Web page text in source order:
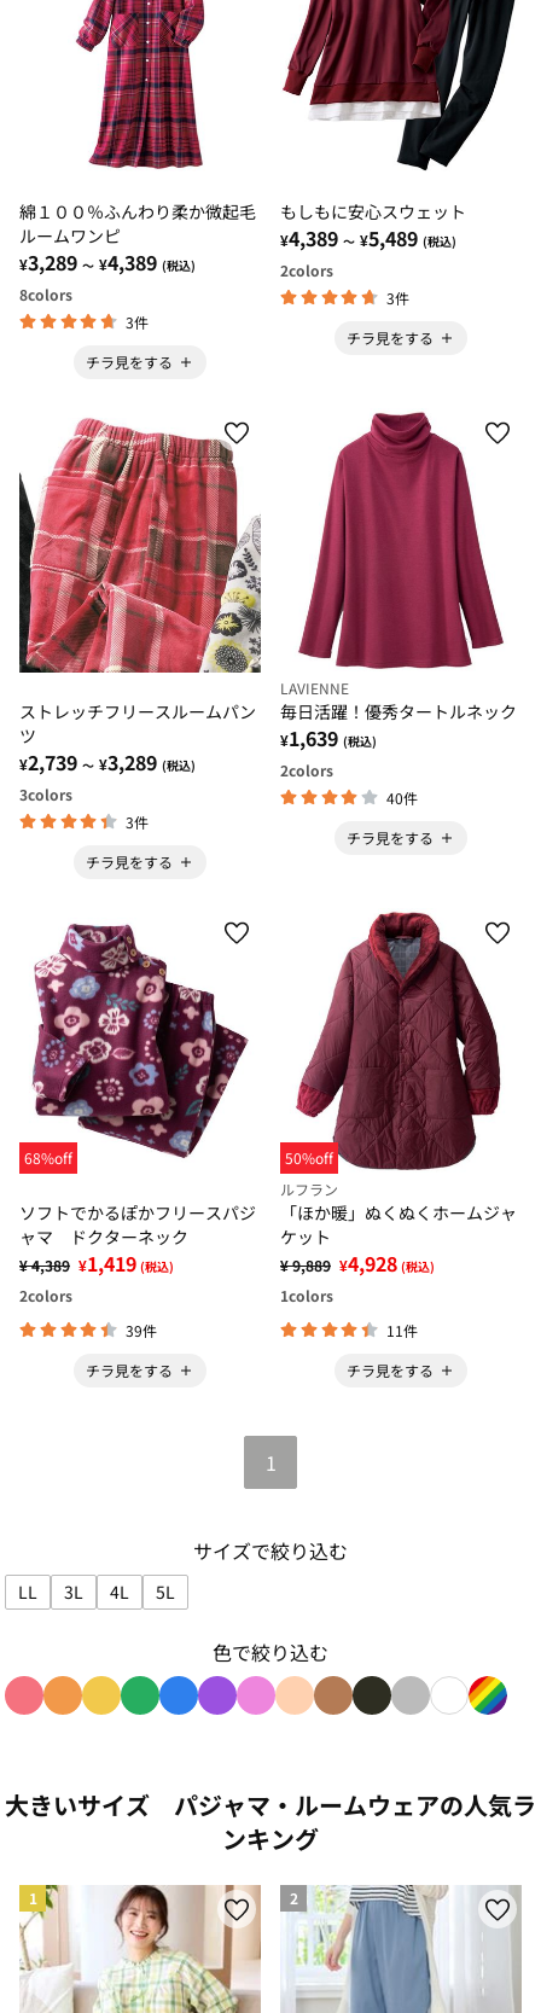
綿１００％ふんわり柔か微起毛
ルームワンピ
¥3,289 ～ ¥4,389 (税込)
8colors
3件
チラ見をする
もしもに安心スウェット
¥4,389 ～ ¥5,489 (税込)
2colors
3件
チラ見をする
ストレッチフリースルームパン
ツ
¥2,739 ～ ¥3,289 (税込)
3colors
3件
チラ見をする
LAVIENNE
毎日活躍！優秀タートルネック
¥1,639 (税込)
2colors
40件
チラ見をする
68%off
ソフトでかるぽかフリースパジ
ャマ ドクターネック
¥ 4,389 ¥1,419 (税込)
2colors
39件
チラ見をする
50%off
ルフラン
「ほか暖」ぬくぬくホームジャ
ケット
¥ 9,889 ¥4,928 (税込)
1colors
11件
チラ見をする
1
サイズで絞り込む
LL
サイズで絞り込み: LL
3L
サイズで絞り込み: 3L
4L
サイズで絞り込み: 4L
5L
サイズで絞り込み: 5L
色で絞り込む
大きいサイズ パジャマ・ルームウェアの人気ラ
ンキング
1 2